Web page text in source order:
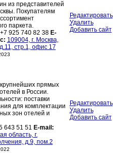
из представителей
Покупателям
паркета.
+7 925 740 82 38 E-
109004, г. Москва,
стр.1, офис 17
Редактировать
Удалить
Добавить сайт
прямых
в России.
поставки
для комплектации
зон отелей и
643 51 51 E-mail:
область, г.
д.9, пом.2
Редактировать
Удалить
Добавить сайт